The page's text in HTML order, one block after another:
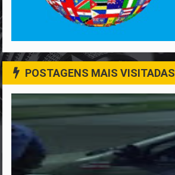
POSTAGENS MAIS VISITADAS